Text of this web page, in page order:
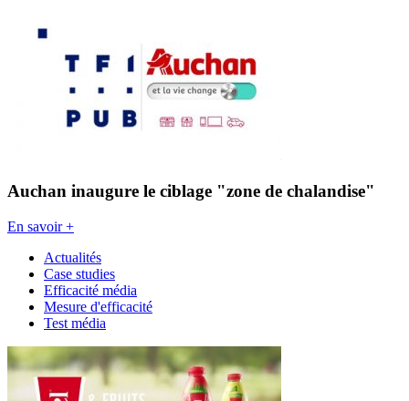
Auchan inaugure le ciblage "zone de chalandise"
En savoir +
Actualités
Case studies
Efficacité média
Mesure d'efficacité
Test média